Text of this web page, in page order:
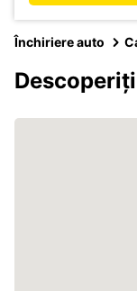
Închiriere auto